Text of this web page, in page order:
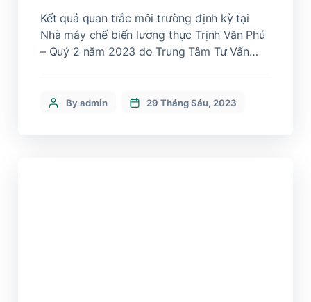
Kết quả quan trắc môi trường định kỳ tại
Nhà máy chế biến lương thực Trịnh Văn Phú
– Quý 2 năm 2023 do Trung Tâm Tư Vấn
By admin 29 Tháng Sáu, 2023